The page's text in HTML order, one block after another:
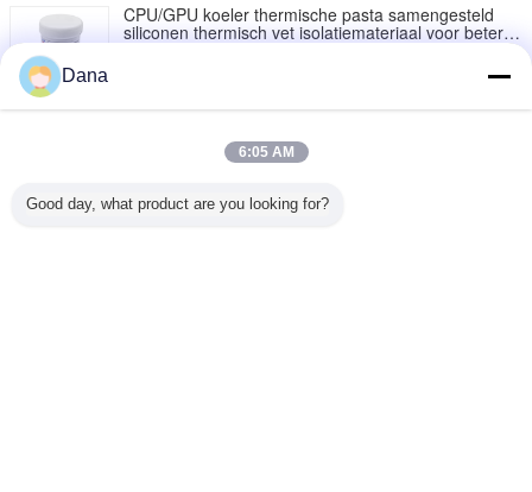
CPU/GPU koeler thermische pasta samengesteld
siliconen thermisch vet isolatiemateriaal voor betere
prestaties
Veranderingstaal
Dana
6:05 AM
Good day, what product are you looking for?